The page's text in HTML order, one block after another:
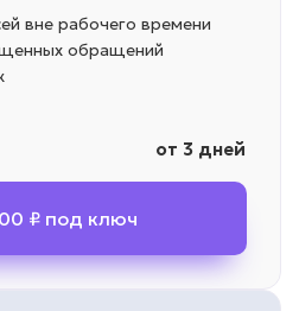
вне рабочего времени
обращений
от 3 дней
₽ под ключ